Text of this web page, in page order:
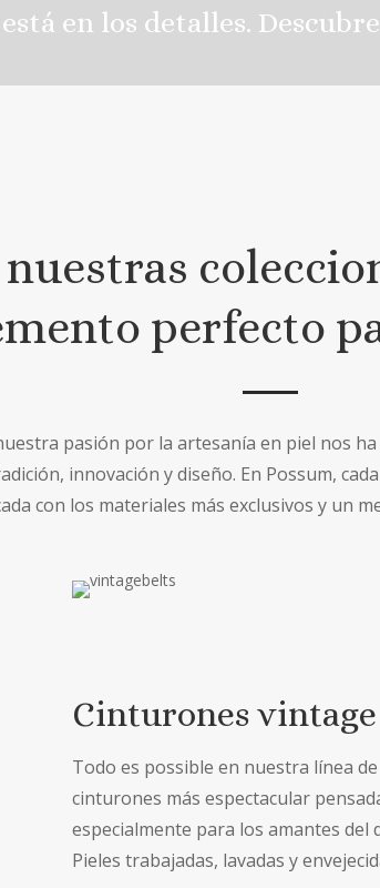
en los detalles.
perfecto
pasión por la artesanía en piel nos
innovación y diseño. En Possum,
con los materiales más exclusivos y un
Cinturones vintage
Todo es possible en nuestra línea de
cinturones más espectacular
especialmente para los amantes del
Pieles trabajadas, lavadas y